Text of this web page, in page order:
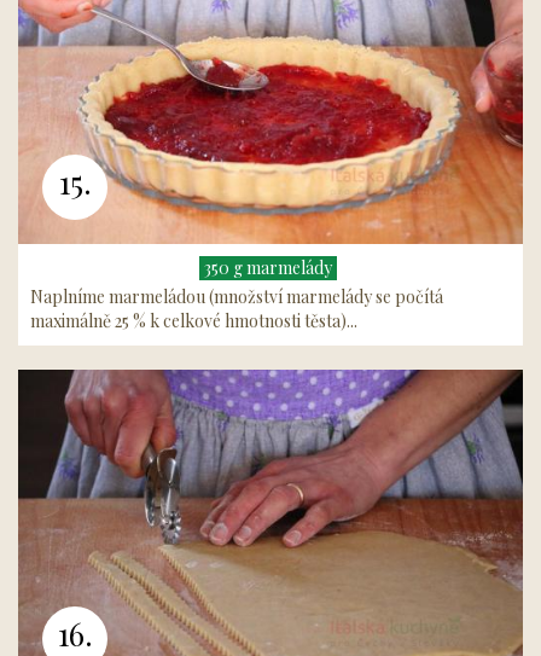
15.
350 g marmelády
Naplníme marmeládou (množství marmelády se počítá
maximálně 25 % k celkové hmotnosti těsta)...
16.